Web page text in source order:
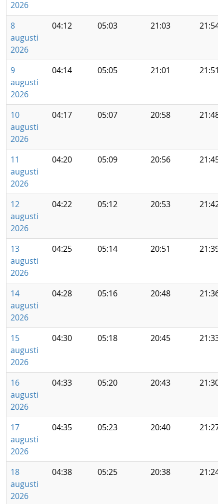
2026
8
augusti
2026
04:12 05:03 21:03 21:54
9
augusti
2026
04:14 05:05 21:01 21:51
10
augusti
2026
04:17 05:07 20:58 21:48
11
augusti
2026
04:20 05:09 20:56 21:45
12
augusti
2026
04:22 05:12 20:53 21:42
13
augusti
2026
04:25 05:14 20:51 21:39
14
augusti
2026
04:28 05:16 20:48 21:36
15
augusti
2026
04:30 05:18 20:45 21:33
16
augusti
2026
04:33 05:20 20:43 21:30
17
augusti
2026
04:35 05:23 20:40 21:27
18
augusti
2026
04:38 05:25 20:38 21:24